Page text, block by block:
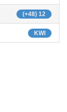
(+48) 12
KWI